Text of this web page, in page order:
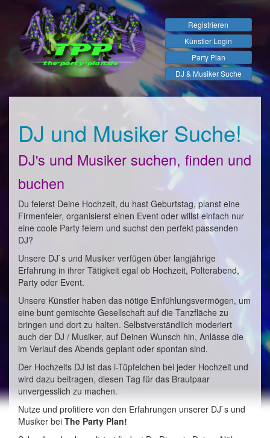
Registrieren
Künstler Login
Party Plan
DJ & Musiker Suche
DJ und Musiker Suche!
DJ's und Musiker suchen, finden und
buchen
Du feierst Deine Hochzeit, du hast Geburtstag, planst eine
Firmenfeier, organisierst einen Event oder willst einfach nur
eine coole Party feiern und suchst den perfekt passenden
DJ?
Unsere DJ`s und Musiker verfügen über langjährige
Erfahrung in ihrer Tätigkeit egal ob Hochzeit, Polterabend,
Party oder Event.
Unsere Künstler haben das nötige Einfühlungsvermögen, um
eine bunt gemischte Gesellschaft auf die Tanzfläche zu
bringen und dort zu halten. Selbstverständlich moderiert
auch der DJ / Musiker, auf Deinen Wunsch hin, Anlässe die
im Verlauf des Abends geplant oder spontan sind.
Der Hochzeits DJ ist das i-Tüpfelchen bei jeder Hochzeit und
wird dazu beitragen, diesen Tag für das Brautpaar
unvergesslich zu machen.
Nutze und profitiere von den Erfahrungen unserer DJ`s und
Musiker bei The Party Plan!